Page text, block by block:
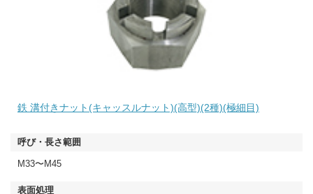
鉄 溝付きナット(キャッスルナット)(高型)(2種)(極細目)
M33〜M45